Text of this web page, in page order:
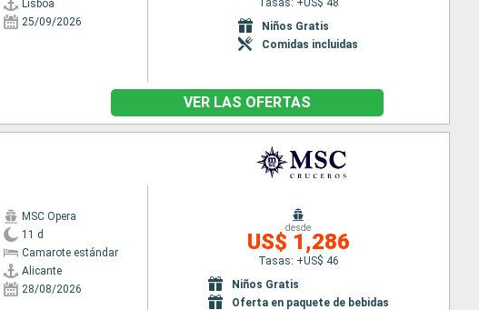
Lisboa
25/09/2026
Niños Gratis
Comidas incluidas
VER LAS OFERTAS
MSC Opera
11 d
Camarote estándar
Alicante
28/08/2026
desde
US$ 1,286
Tasas: +US$ 46
Niños Gratis
Oferta en paquete de bebidas